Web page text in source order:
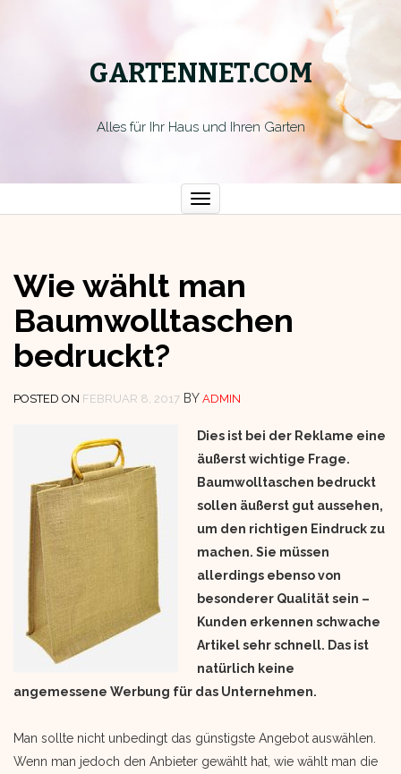
GARTENNET.COM
Alles für Ihr Haus und Ihren Garten
Toggle
navigation
Wie wählt man
Baumwolltaschen
bedruckt?
POSTED ON FEBRUAR 8, 2017 BY ADMIN
Dies ist bei der Reklame eine
äußerst wichtige Frage.
Baumwolltaschen bedruckt
sollen äußerst gut aussehen,
um den richtigen Eindruck zu
machen. Sie müssen
allerdings ebenso von
besonderer Qualität sein –
Kunden erkennen schwache
Artikel sehr schnell. Das ist
natürlich keine
angemessene Werbung für das Unternehmen.
Man sollte nicht unbedingt das günstigste Angebot auswählen.
Wenn man jedoch den Anbieter gewählt hat, wie wählt man die